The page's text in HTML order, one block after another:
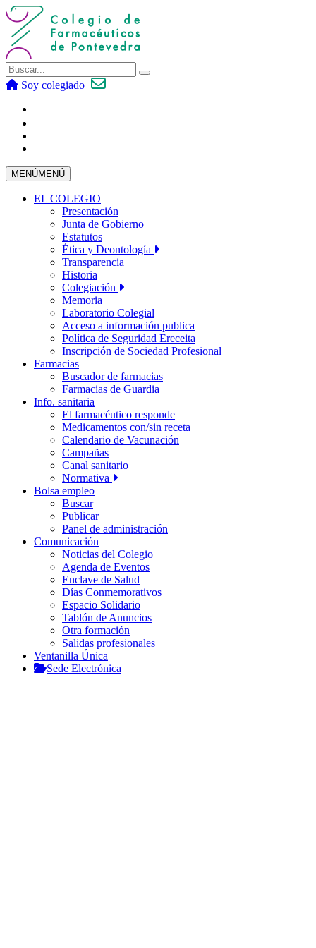
Soy colegiado
MENÚMENÚ
EL COLEGIO
Presentación
Junta de Gobierno
Estatutos
Ética y Deontología
Transparencia
Historia
Colegiación
Memoria
Laboratorio Colegial
Acceso a información publica
Política de Seguridad Ereceita
Inscripción de Sociedad Profesional
Farmacias
Buscador de farmacias
Farmacias de Guardia
Info. sanitaria
El farmacéutico responde
Medicamentos con/sin receta
Calendario de Vacunación
Campañas
Canal sanitario
Normativa
Bolsa empleo
Buscar
Publicar
Panel de administración
Comunicación
Noticias del Colegio
Agenda de Eventos
Enclave de Salud
Días Conmemorativos
Espacio Solidario
Tablón de Anuncios
Otra formación
Salidas profesionales
Ventanilla Única
Sede Electrónica